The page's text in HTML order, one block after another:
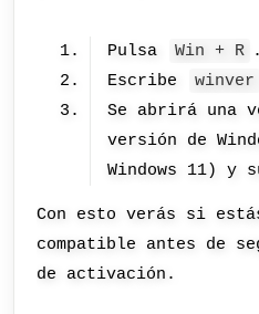
Pulsa Win + R .
Escribe
winver
Se abrirá una
versión de
Windows 11) y
Con esto verás si
compatible antes de
de activación.